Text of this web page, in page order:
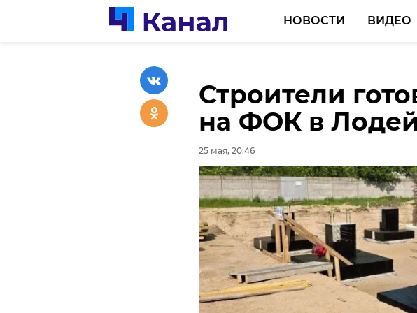
НОВОСТИ ВИДЕО
Строители
на ФОК в
25 мая, 20:46
Прокуратура
проверку
с катером в
25 мая, 20:23
Спасатели
неделю
происшествий
25 мая, 19:54